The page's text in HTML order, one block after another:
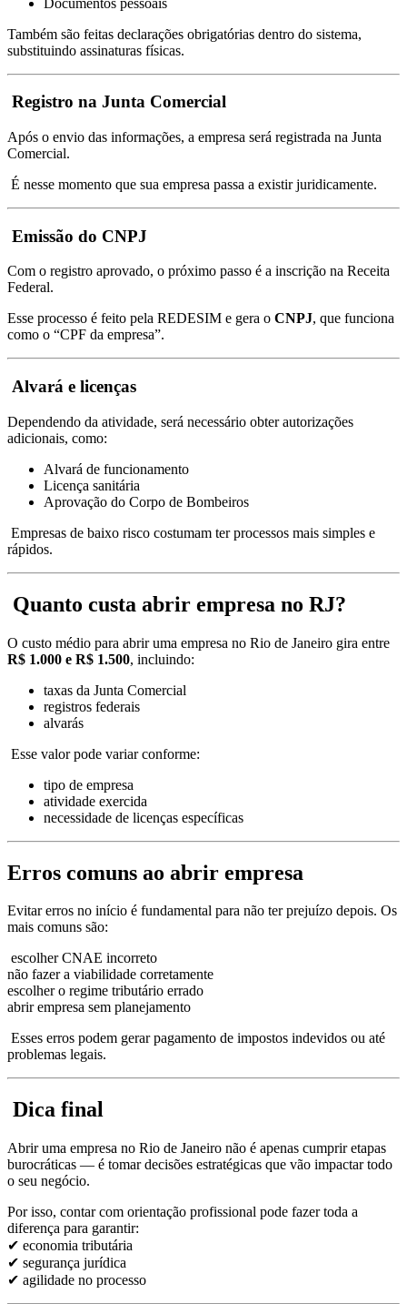
Também são feitas declarações obrigatórias dentro do sistema,
substituindo assinaturas físicas.
Registro na Junta Comercial
Após o envio das informações, a empresa será registrada na Junta
Comercial.
É nesse momento que sua empresa passa a existir juridicamente.
Emissão do CNPJ
Com o registro aprovado, o próximo passo é a inscrição na Receita
Federal.
Esse processo é feito pela REDESIM e gera o CNPJ, que funciona
como o “CPF da empresa”.
Alvará e licenças
Dependendo da atividade, será necessário obter autorizações
adicionais, como:
Alvará de funcionamento
Licença sanitária
Aprovação do Corpo de Bombeiros
Empresas de baixo risco costumam ter processos mais simples e
rápidos.
Quanto custa abrir empresa no RJ?
O custo médio para abrir uma empresa no Rio de Janeiro gira entre
R$ 1.000 e R$ 1.500, incluindo:
taxas da Junta Comercial
registros federais
alvarás
Esse valor pode variar conforme:
tipo de empresa
atividade exercida
necessidade de licenças específicas
Erros comuns ao abrir empresa
Evitar erros no início é fundamental para não ter prejuízo depois. Os
mais comuns são:
escolher CNAE incorreto
não fazer a viabilidade corretamente
escolher o regime tributário errado
abrir empresa sem planejamento
Esses erros podem gerar pagamento de impostos indevidos ou até
problemas legais.
Dica final
Abrir uma empresa no Rio de Janeiro não é apenas cumprir etapas
burocráticas — é tomar decisões estratégicas que vão impactar todo
o seu negócio.
Por isso, contar com orientação profissional pode fazer toda a
diferença para garantir:
✔ economia tributária
✔ segurança jurídica
✔ agilidade no processo